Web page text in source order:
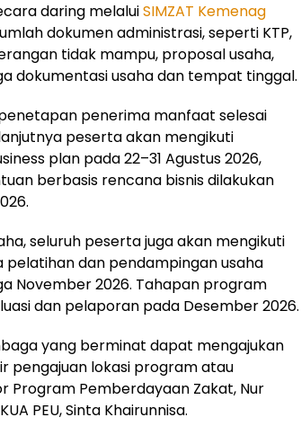
daring melaluiSIMZAT Kemenag
dokumen administrasi, seperti KTP,
tidak mampu, proposal usaha,
dokumentasi usaha dan tempat tinggal.
penerima manfaat selesai
peserta akan mengikuti
plan pada 22–31 Agustus 2026,
berbasis rencana bisnis dilakukan
seluruh peserta juga akan mengikuti
dan pendampingan usaha
November 2026. Tahapan program
dan pelaporan pada Desember 2026.
yang berminat dapat mengajukan
pengajuan lokasi program atau
Program Pemberdayaan Zakat, Nur
PEU, Sinta Khairunnisa.